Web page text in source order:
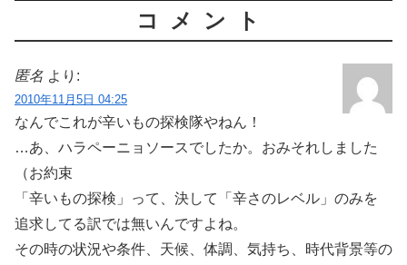
コメント
匿名 より:
2010年11月5日 04:25
なんでこれが辛いもの探検隊やねん！
…あ、ハラペーニョソースでしたか。おみそれしました
（お約束
「辛いもの探検」って、決して「辛さのレベル」のみを
追求してる訳では無いんですよね。
その時の状況や条件、天候、体調、気持ち、時代背景等の